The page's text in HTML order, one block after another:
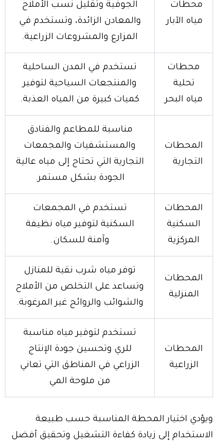
محطات
مياه الآبار
الجوفية وتقليل نسب الأملاح
والمعادن الزائدة، وتستخدم في
المزارع والمشروعات الزراعية.
محطات
تحلية
مياه البحر
تستخدم في المدن الساحلية
والمنتجعات السياحية لتوفير
كميات كبيرة من المياه العذبة.
المحطات
التجارية
مناسبة للمطاعم والفنادق
والمستشفيات والمجمعات
التجارية التي تحتاج إلى مياه عالية
الجودة بشكل مستمر.
المحطات
السكنية
المركزية
تستخدم في المجمعات
السكنية لتوفير مياه نظيفة
وآمنة للسكان.
المحطات
المنزلية
توفر مياه شرب نقية للمنازل
وتساعد على التخلص من الأملاح
والشوائب والروائح غير المرغوبة.
المحطات
الزراعية
تستخدم لتوفير مياه مناسبة
للري وتحسين جودة الإنتاج
الزراعي في المناطق التي تعاني
من ملوحة المي
ويؤدي اختيار المحطة المناسبة حسب طبيعة
الاستخدام إلى زيادة كفاءة التشغيل وتحقيق أفضل